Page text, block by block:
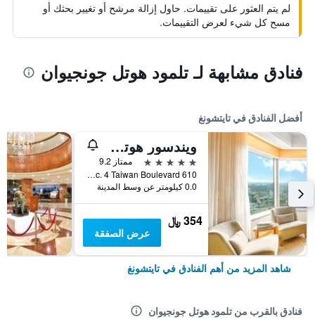
لم يتم العثور على تقييمات. حاول إزالة مرشح أو تغيير بحثك أو
مسح كل شيء لعرض التقييمات.
فنادق مشابهة لـ تلمود هوتل جونجيوان
أفضل الفنادق في تايتشونغ
ويندسور هوتل تايتشونج
5 نجوم
ممتاز 9.2
610 Sec. 4 Taiwan Boulevard, تايتشونغ, تايوان
0.0 كيلومتر عن وسط المدينة
354 ﷼
عرض الصفقة
شاهد المزيد من أهم الفنادق في تايتشونغ
فنادق بالقرب من تلمود هوتل جونجيوان